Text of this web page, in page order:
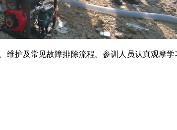
护及常见故障排除流程。参训人员认真观摩学